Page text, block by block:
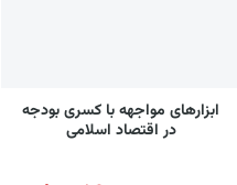
ابزارهای مواجهه با کسری بودجه
در اقتصاد اسلامی